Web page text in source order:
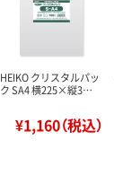
HEIKO クリスタルパッ
ク SA4 横225×縦3…
¥1,160（税込）